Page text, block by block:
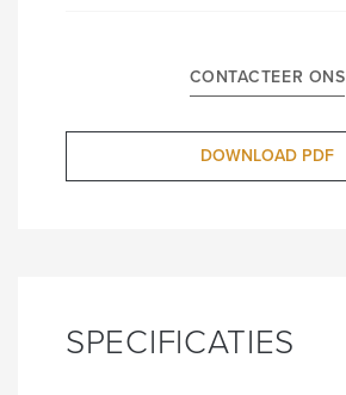
CONTACTEER ONS
DOWNLOAD PDF
SPECIFICATIES